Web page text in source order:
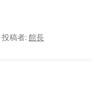
投稿者:館長